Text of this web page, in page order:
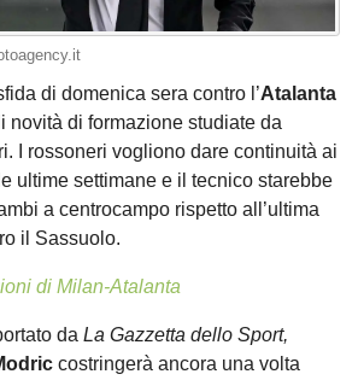
di domenica sera contro l’Atalanta
novità di formazione studiate da
I rossoneri vogliono dare continuità ai
ultime settimane e il tecnico starebbe
a centrocampo rispetto all’ultima
il Sassuolo.
di Milan-Atalanta
da La Gazzetta dello Sport,
costringerà ancora una volta